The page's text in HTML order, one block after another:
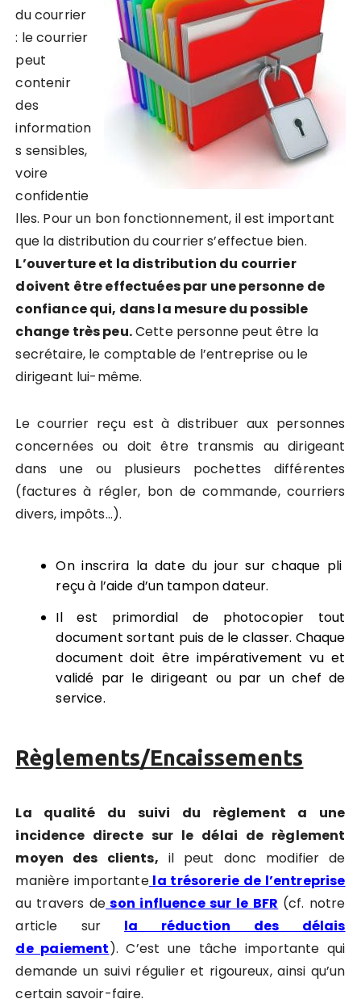
du courrier
: le courrier
peut
contenir
des
information
s sensibles,
voire
confidentie
lles. Pour un bon fonctionnement, il est important
que la distribution du courrier s’effectue bien.
L’ouverture et la distribution du courrier
doivent être effectuées par une personne de
confiance qui, dans la mesure du possible
change très peu.Cette personne peut être la
secrétaire, le comptable de l’entreprise ou le
dirigeant lui-même.
Le courrier reçu est à distribuer aux personnes
concernées ou doit être transmis au dirigeant
dans une ou plusieurs pochettes différentes
(factures à régler, bon de commande, courriers
divers, impôts…).
On inscrira la date du jour sur chaque pli
reçu à l’aide d’un tampon dateur.
Il est primordial de photocopier tout
document sortant puis de le classer. Chaque
document doit être impérativement vu et
validé par le dirigeant ou par un chef de
service.
Règlements/Encaissements
La qualité du suivi du règlement a une
incidence directe sur le délai de règlement
moyen des clients, il peut donc modifier de
manière importantela trésorerie de l’entreprise
au travers de son influence sur le BFR (cf. notre
article sur
la réduction des délais
de paiement). C’est une tâche importante qui
demande un suivi régulier et rigoureux, ainsi qu’un
certain savoir-faire.